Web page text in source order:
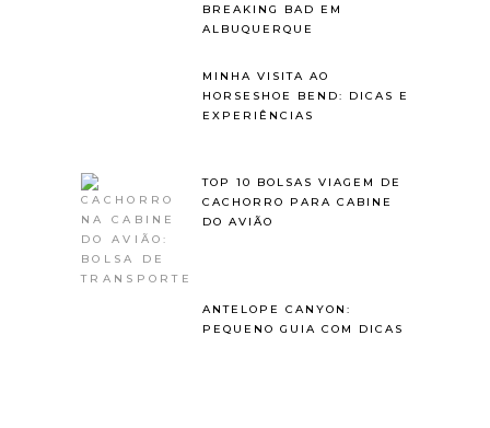
BREAKING BAD EM
ALBUQUERQUE
MINHA VISITA AO
HORSESHOE BEND: DICAS E
EXPERIÊNCIAS
TOP 10 BOLSAS VIAGEM DE
CACHORRO PARA CABINE
DO AVIÃO
ANTELOPE CANYON:
PEQUENO GUIA COM DICAS